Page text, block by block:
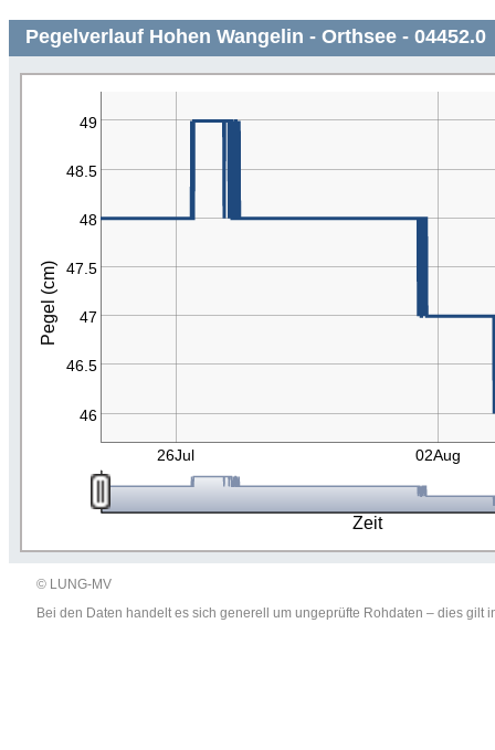
Pegelverlauf Hohen Wangelin - Orthsee - 04452.0
Zeit
Pegel (cm)
46
46.5
47
47.5
48
48.5
49
26Jul 02Aug
© LUNG-MV
Bei den Daten handelt es sich generell um ungeprüfte Rohdaten – dies